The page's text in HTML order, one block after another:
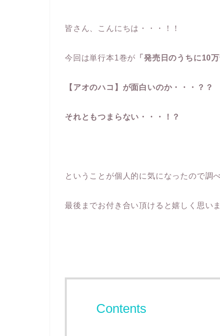
皆さん、こんにちは・・・！！
今回は単行本1巻が 「発売日のうちに10
【アオのハコ】が面白いのか・・・？？
それともつまらない・・・！？
ということが個人的に気になったので調
最後までお付き合い頂けると嬉しく思い
Contents